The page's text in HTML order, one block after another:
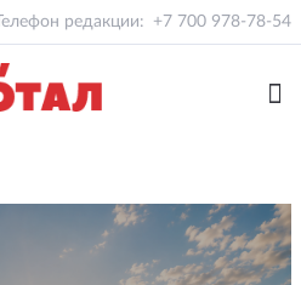
Телефон редакции: +7 700 978-78-54